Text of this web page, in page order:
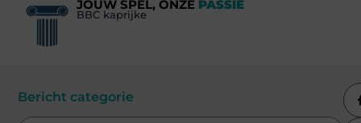
JOUW SPEL, ONZE PASSIE
BBC kaprijke
Bericht categorie